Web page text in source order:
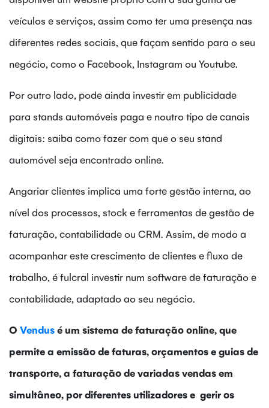
veículos e serviços, assim como ter uma presença nas
diferentes redes sociais, que façam sentido para o seu
negócio, como o Facebook, Instagram ou Youtube.
Por outro lado, pode ainda investir em publicidade
para stands automóveis paga e noutro tipo de canais
digitais: saiba como fazer com que o seu stand
automóvel seja encontrado online.
Angariar clientes implica uma forte gestão interna, ao
nível dos processos, stock e ferramentas de gestão de
faturação, contabilidade ou CRM. Assim, de modo a
acompanhar este crescimento de clientes e fluxo de
trabalho, é fulcral investir num software de faturação e
contabilidade, adaptado ao seu negócio.
O Vendusé um sistema de faturação online, que
permite a emissão de faturas, orçamentos e guias de
transporte, a faturação de variadas vendas em
simultâneo, por diferentes utilizadores e gerir os